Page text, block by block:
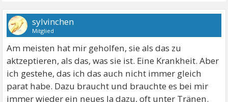
sylvinchen
Mitglied
Am meisten hat mir geholfen, sie als das zu
aktzeptieren, als das, was sie ist. Eine Krankheit. Aber
ich gestehe, das ich das auch nicht immer gleich
parat habe. Dazu braucht und brauchte es bei mir
immer wieder ein neues Ja dazu, oft unter Tränen.